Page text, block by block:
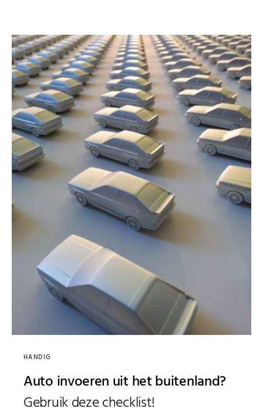
HANDIG
Auto invoeren uit het buitenland?
Gebruik deze checklist!